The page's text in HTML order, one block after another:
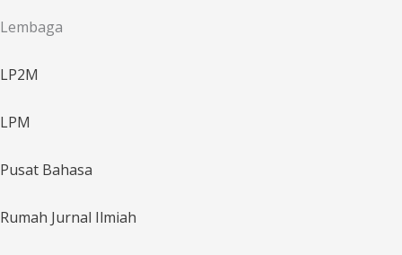
Lembaga
LP2M
LPM
Pusat Bahasa
Rumah Jurnal Ilmiah